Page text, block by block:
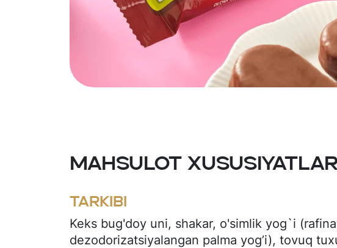
Mahsulot
Tarkibi
Keks bug'doy uni, shakar, o'simlik yog`i
dezodorizatsiyalangan palma yog’i), tovuq